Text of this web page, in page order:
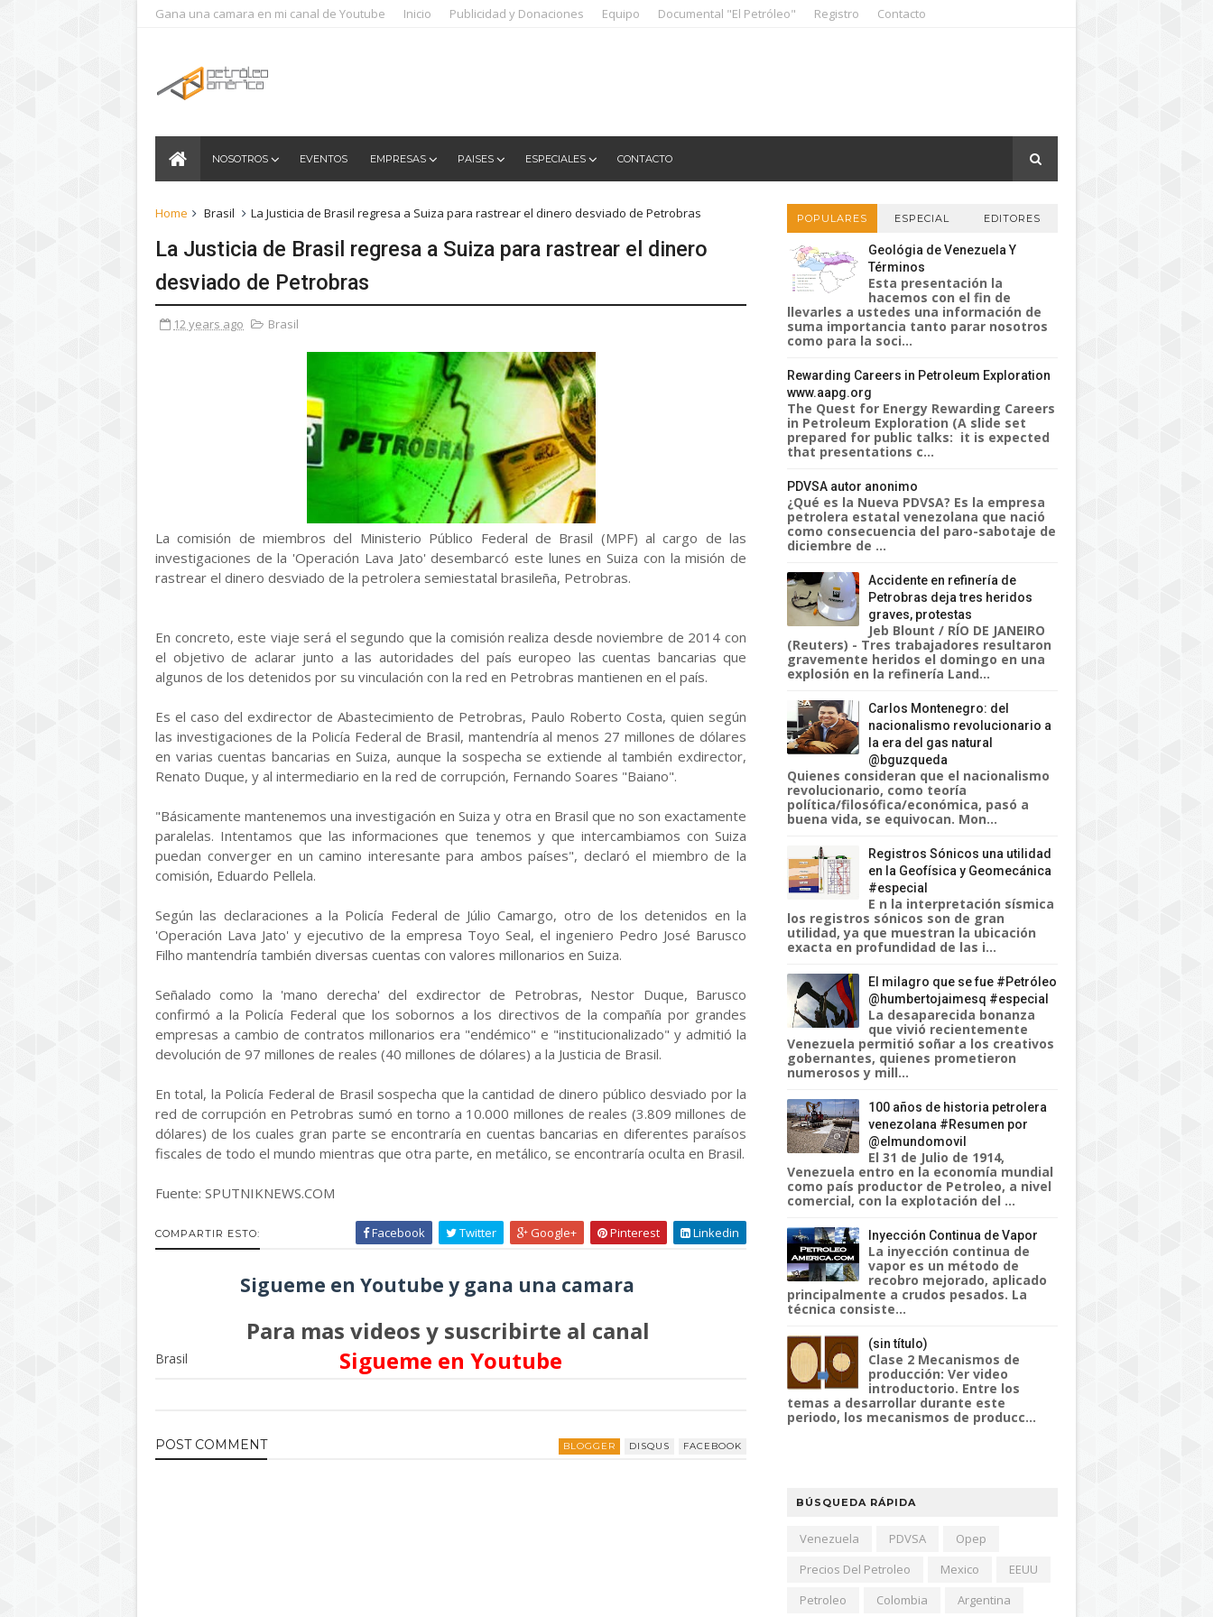
Gana una camara en mi canal de Youtube Inicio Publicidad y Donaciones Equipo Documental "El Petróleo" Registro Contacto
NOSOTROS EVENTOS EMPRESAS PAISES ESPECIALES CONTACTO
Home Brasil La Justicia de Brasil regresa a Suiza para rastrear el dinero desviado de Petrobras
La Justicia de Brasil regresa a Suiza para rastrear el dinero
desviado de Petrobras
12 years ago Brasil
La comisión de miembros del Ministerio Público Federal de Brasil (MPF) al cargo de las
investigaciones de la 'Operación Lava Jato' desembarcó este lunes en Suiza con la misión de
rastrear el dinero desviado de la petrolera semiestatal brasileña, Petrobras.
En concreto, este viaje será el segundo que la comisión realiza desde noviembre de 2014 con
el objetivo de aclarar junto a las autoridades del país europeo las cuentas bancarias que
algunos de los detenidos por su vinculación con la red en Petrobras mantienen en el país.
Es el caso del exdirector de Abastecimiento de Petrobras, Paulo Roberto Costa, quien según
las investigaciones de la Policía Federal de Brasil, mantendría al menos 27 millones de dólares
en varias cuentas bancarias en Suiza, aunque la sospecha se extiende al también exdirector,
Renato Duque, y al intermediario en la red de corrupción, Fernando Soares "Baiano".
"Básicamente mantenemos una investigación en Suiza y otra en Brasil que no son exactamente
paralelas. Intentamos que las informaciones que tenemos y que intercambiamos con Suiza
puedan converger en un camino interesante para ambos países", declaró el miembro de la
comisión, Eduardo Pellela.
Según las declaraciones a la Policía Federal de Júlio Camargo, otro de los detenidos en la
'Operación Lava Jato' y ejecutivo de la empresa Toyo Seal, el ingeniero Pedro José Barusco
Filho mantendría también diversas cuentas con valores millonarios en Suiza.
Señalado como la 'mano derecha' del exdirector de Petrobras, Nestor Duque, Barusco
confirmó a la Policía Federal que los sobornos a los directivos de la compañía por grandes
empresas a cambio de contratos millonarios era "endémico" e "institucionalizado" y admitió la
devolución de 97 millones de reales (40 millones de dólares) a la Justicia de Brasil.
En total, la Policía Federal de Brasil sospecha que la cantidad de dinero público desviado por la
red de corrupción en Petrobras sumó en torno a 10.000 millones de reales (3.809 millones de
dólares) de los cuales gran parte se encontraría en cuentas bancarias en diferentes paraísos
fiscales de todo el mundo mientras que otra parte, en metálico, se encontraría oculta en Brasil.
Fuente: SPUTNIKNEWS.COM
COMPARTIR ESTO: Facebook Twitter Google+ Pinterest Linkedin
Sigueme en Youtube y gana una camara
Para mas videos y suscribirte al canal
Sigueme en Youtube
Brasil
POST COMMENT BLOGGER DISQUS FACEBOOK
POPULARES ESPECIAL EDITORES
Geológia de Venezuela Y
Términos
Esta presentación la
hacemos con el fin de
llevarles a ustedes una información de
suma importancia tanto parar nosotros
como para la soci...
Rewarding Careers in Petroleum Exploration
www.aapg.org
The Quest for Energy Rewarding Careers
in Petroleum Exploration (A slide set
prepared for public talks: it is expected
that presentations c...
PDVSA autor anonimo
¿Qué es la Nueva PDVSA? Es la empresa
petrolera estatal venezolana que nació
como consecuencia del paro-sabotaje de
diciembre de ...
Accidente en refinería de
Petrobras deja tres heridos
graves, protestas
Jeb Blount / RÍO DE JANEIRO
(Reuters) - Tres trabajadores resultaron
gravemente heridos el domingo en una
explosión en la refinería Land...
Carlos Montenegro: del
nacionalismo revolucionario a
la era del gas natural
@bguzqueda
Quienes consideran que el nacionalismo
revolucionario, como teoría
política/filosófica/económica, pasó a
buena vida, se equivocan. Mon...
Registros Sónicos una utilidad
en la Geofísica y Geomecánica
#especial
E n la interpretación sísmica
los registros sónicos son de gran
utilidad, ya que muestran la ubicación
exacta en profundidad de las i...
El milagro que se fue #Petróleo
@humbertojaimesq #especial
La desaparecida bonanza
que vivió recientemente
Venezuela permitió soñar a los creativos
gobernantes, quienes prometieron
numerosos y mill...
100 años de historia petrolera
venezolana #Resumen por
@elmundomovil
El 31 de Julio de 1914,
Venezuela entro en la economía mundial
como país productor de Petroleo, a nivel
comercial, con la explotación del ...
Inyección Continua de Vapor
La inyección continua de
vapor es un método de
recobro mejorado, aplicado
principalmente a crudos pesados. La
técnica consiste...
(sin título)
Clase 2 Mecanismos de
producción: Ver video
introductorio. Entre los
temas a desarrollar durante este
periodo, los mecanismos de producc...
BÚSQUEDA RÁPIDA
Venezuela PDVSA
Opep
Precios Del Petroleo
Mexico
EEUU
Petroleo
Colombia
Argentina